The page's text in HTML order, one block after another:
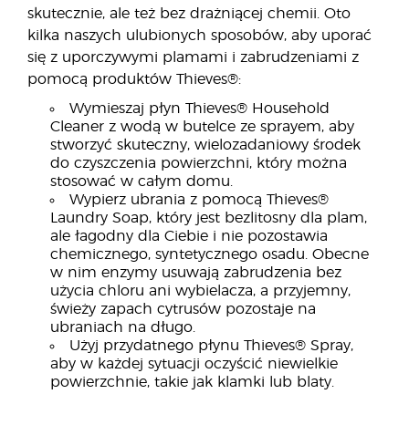
skutecznie, ale też bez drażniącej chemii. Oto
kilka naszych ulubionych sposobów, aby uporać
się z uporczywymi plamami i zabrudzeniami z
pomocą produktów Thieves®:
Wymieszaj płyn Thieves® Household
Cleaner z wodą w butelce ze sprayem, aby
stworzyć skuteczny, wielozadaniowy środek
do czyszczenia powierzchni, który można
stosować w całym domu.
Wypierz ubrania z pomocą Thieves®
Laundry Soap, który jest bezlitosny dla plam,
ale łagodny dla Ciebie i nie pozostawia
chemicznego, syntetycznego osadu. Obecne
w nim enzymy usuwają zabrudzenia bez
użycia chloru ani wybielacza, a przyjemny,
świeży zapach cytrusów pozostaje na
ubraniach na długo.
Użyj przydatnego płynu Thieves® Spray,
aby w każdej sytuacji oczyścić niewielkie
powierzchnie, takie jak klamki lub blaty.